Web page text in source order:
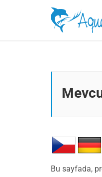
Bu sayfada,